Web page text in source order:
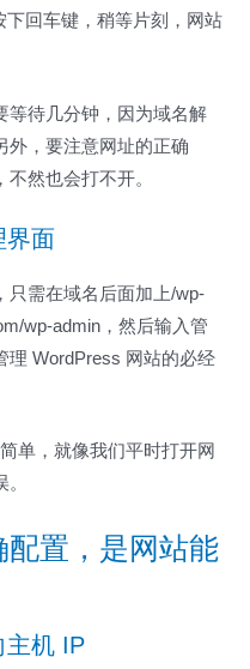
下回车键，稍等片刻，网站
等待几分钟，因为域名解
外，要注意网址的正确
然也会打不开。
界面
只需在域名后面加上/wp-
wp-admin，然后输入管
理 WordPress 网站的必经
单，就像我们平时打开网
置，是网站能
主机 IP